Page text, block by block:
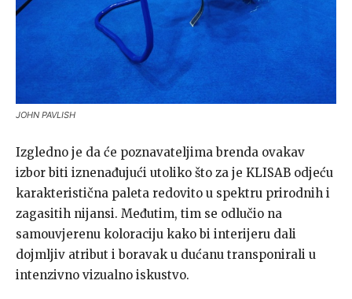
JOHN PAVLISH
Izgledno je da će poznavateljima brenda ovakav
izbor biti iznenađujući utoliko što za je KLISAB odjeću
karakteristična paleta redovito u spektru prirodnih i
zagasitih nijansi. Međutim, tim se odlučio na
samouvjerenu koloraciju kako bi interijeru dali
dojmljiv atribut i boravak u dućanu transponirali u
intenzivno vizualno iskustvo.